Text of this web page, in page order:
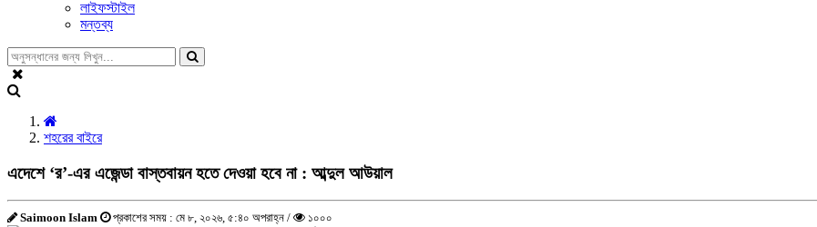
লাইফস্টাইল
মন্তব্য
শহরের বাইরে
এদেশে ‘র’-এর এজেন্ডা বাস্তবায়ন হতে দেওয়া হবে না : আব্দুল আউয়াল
Saimoon Islam প্রকাশের সময় : মে ৮, ২০২৬, ৫:৪০ অপরাহ্ন / ১০০০